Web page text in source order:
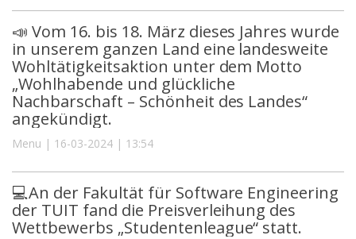
📣 Vom 16. bis 18. März dieses Jahres wurde
in unserem ganzen Land eine landesweite
Wohltätigkeitsaktion unter dem Motto
„Wohlhabende und glückliche
Nachbarschaft – Schönheit des Landes“
angekündigt.
Menu | 16-03-2024 | 13:54
💻An der Fakultät für Software Engineering
der TUIT fand die Preisverleihung des
Wettbewerbs „Studentenleague“ statt.